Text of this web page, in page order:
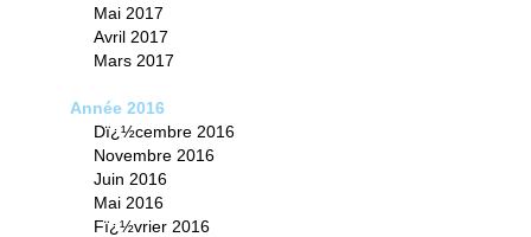
Mai 2017
Avril 2017
Mars 2017
Année 2016
Dï¿½cembre 2016
Novembre 2016
Juin 2016
Mai 2016
Fï¿½vrier 2016